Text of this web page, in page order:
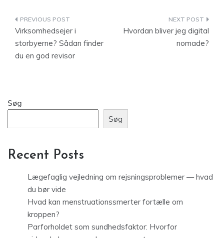
Indlægsnavigation
Virksomhedsejer i
storbyerne? Sådan finder
du en god revisor
Hvordan bliver jeg digital
nomade?
Søg
Søg
Recent Posts
Lægefaglig vejledning om rejsningsproblemer — hvad
du bør vide
Hvad kan menstruationssmerter fortælle om
kroppen?
Parforholdet som sundhedsfaktor: Hvorfor